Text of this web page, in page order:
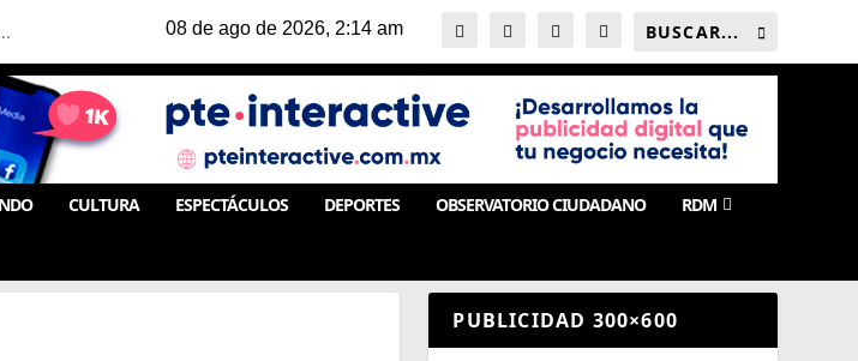
CULTURA ESPECTÁCULOS DEPORTES OBSERVATORIO CIUDADANO RDM
PUBLICIDAD 300×600